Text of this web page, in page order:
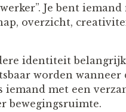
Je bent
overzicht,
identiteit
worden
met een
bewegingsruimte.